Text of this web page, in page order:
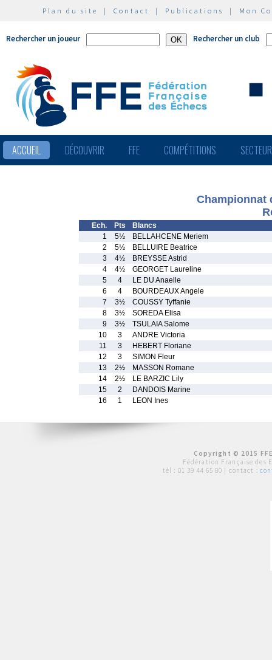
Plan du site | Contact | Publications | Mon
Rechercher un joueur Rechercher un club
ACCUEIL DÉCOUVRIR FFE COMPÉTITIONS
Championnat
Ech. Pts
Blancs
1
5½
BELLAHCENE Meriem
2
5½
BELLUIRE Beatrice
3
4½
BREYSSE Astrid
4
4½
GEORGET Laureline
5
4
LE DU Anaelle
6
4
BOURDEAUX Angele
7
3½
COUSSY Tyffanie
8
3½
SOREDA Elisa
9
3½
TSULAIA Salome
10
3
ANDRE Victoria
11
3
HEBERT Floriane
12
3
SIMON Fleur
13
2½
MASSON Romane
14
2½
LE BARZIC Lily
15
2
DANDOIS Marine
16
1 LEON Ines
Copyright © 2015
Fédération Française des
tél : 01 39 44 65 80 | contact :